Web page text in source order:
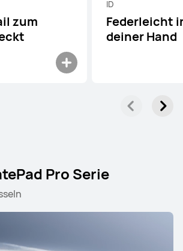
zum
ID
Federleicht
deiner Hand
Pro Serie